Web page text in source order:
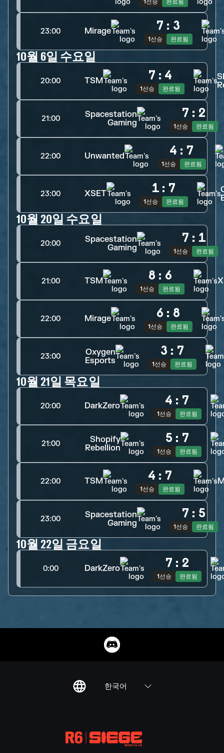
23:00 Mirage 7 : 3
1선승 완료됨
10월 6일 수요일
20:00 TSM 7 : 4
1선승 완료됨
21:00
Spacestation
Gaming
7 : 2
1선승 완료됨
22:00 Unwanted 4 : 7
1선승 완료됨
23:00 XSET 1 : 7
1선승 완료됨
10월 20일 수요일
20:00
Spacestation
Gaming
7 : 1
1선승 완료됨
21:00 TSM 8 : 6
1선승 완료됨
22:00 Mirage 6 : 8
1선승 완료됨
23:00
Oxygen
Esports
3 : 7
1선승 완료됨
10월 21일 목요일
20:00 DarkZero 4 : 7
1선승 완료됨
21:00
Shopify
Rebellion
5 : 7
1선승 완료됨
22:00 TSM 4 : 7
1선승 완료됨
23:00
Spacestation
Gaming
7 : 5
1선승 완료됨
10월 22일 금요일
0:00 DarkZero 7 : 2
1선승 완료됨
한국어